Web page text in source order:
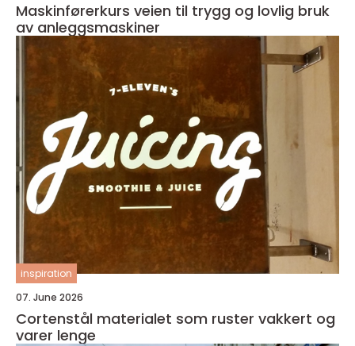
Maskinførerkurs veien til trygg og lovlig bruk
av anleggsmaskiner
inspiration
07. June 2026
Cortenstål materialet som ruster vakkert og
varer lenge